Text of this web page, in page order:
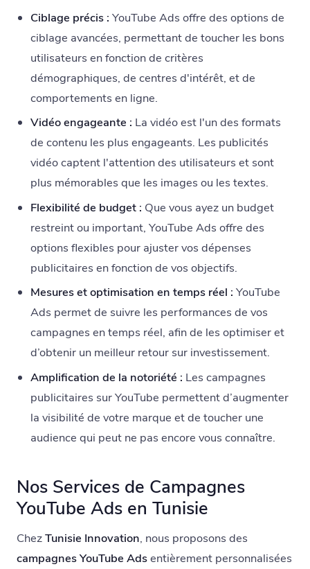
Ciblage précis : YouTube Ads offre des options de
ciblage avancées, permettant de toucher les bons
utilisateurs en fonction de critères
démographiques, de centres d'intérêt, et de
comportements en ligne.
Vidéo engageante : La vidéo est l'un des formats
de contenu les plus engageants. Les publicités
vidéo captent l'attention des utilisateurs et sont
plus mémorables que les images ou les textes.
Flexibilité de budget : Que vous ayez un budget
restreint ou important, YouTube Ads offre des
options flexibles pour ajuster vos dépenses
publicitaires en fonction de vos objectifs.
Mesures et optimisation en temps réel : YouTube
Ads permet de suivre les performances de vos
campagnes en temps réel, afin de les optimiser et
d’obtenir un meilleur retour sur investissement.
Amplification de la notoriété : Les campagnes
publicitaires sur YouTube permettent d’augmenter
la visibilité de votre marque et de toucher une
audience qui peut ne pas encore vous connaître.
Nos Services de Campagnes
YouTube Ads en Tunisie
ChezTunisie Innovation, nous proposons des
campagnes YouTube Adsentièrement personnalisées